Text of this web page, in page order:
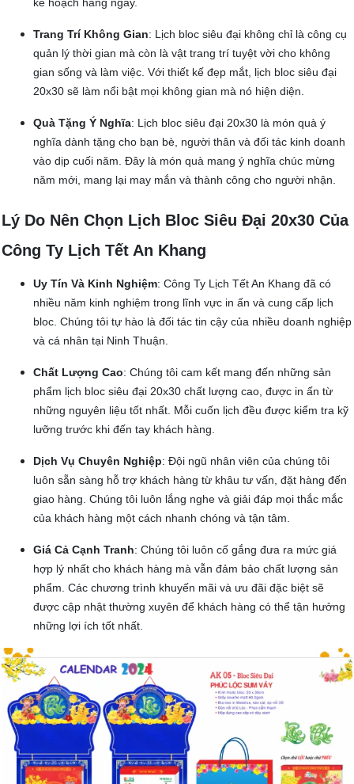
Trang Trí Không Gian: Lịch bloc siêu đại không chỉ là công cụ
quản lý thời gian mà còn là vật trang trí tuyệt vời cho không
gian sống và làm việc. Với thiết kế đẹp mắt, lịch bloc siêu đại
20x30 sẽ làm nổi bật mọi không gian mà nó hiện diện.
Quà Tặng Ý Nghĩa: Lịch bloc siêu đại 20x30 là món quà ý
nghĩa dành tặng cho bạn bè, người thân và đối tác kinh doanh
vào dịp cuối năm. Đây là món quà mang ý nghĩa chúc mừng
năm mới, mang lại may mắn và thành công cho người nhận.
Lý Do Nên Chọn Lịch Bloc Siêu Đại 20x30 Của
Công Ty Lịch Tết An Khang
Uy Tín Và Kinh Nghiệm: Công Ty Lịch Tết An Khang đã có
nhiều năm kinh nghiệm trong lĩnh vực in ấn và cung cấp lịch
bloc. Chúng tôi tự hào là đối tác tin cậy của nhiều doanh nghiệp
và cá nhân tại Ninh Thuận.
Chất Lượng Cao: Chúng tôi cam kết mang đến những sản
phẩm lịch bloc siêu đại 20x30 chất lượng cao, được in ấn từ
những nguyên liệu tốt nhất. Mỗi cuốn lịch đều được kiểm tra kỹ
lưỡng trước khi đến tay khách hàng.
Dịch Vụ Chuyên Nghiệp: Đội ngũ nhân viên của chúng tôi
luôn sẵn sàng hỗ trợ khách hàng từ khâu tư vấn, đặt hàng đến
giao hàng. Chúng tôi luôn lắng nghe và giải đáp mọi thắc mắc
của khách hàng một cách nhanh chóng và tận tâm.
Giá Cả Cạnh Tranh: Chúng tôi luôn cố gắng đưa ra mức giá
hợp lý nhất cho khách hàng mà vẫn đảm bảo chất lượng sản
phẩm. Các chương trình khuyến mãi và ưu đãi đặc biệt sẽ
được cập nhật thường xuyên để khách hàng có thể tận hưởng
những lợi ích tốt nhất.